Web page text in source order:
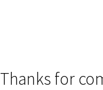
Thanks for